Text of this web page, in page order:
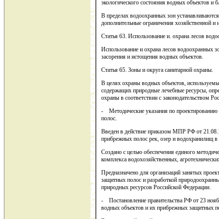
экологического состояния водных объектов и
В пределах водоохранных зон
дополнительные ограничения хозяйственной и
Статья 63. Использование и. охрана лесов
Использование и охрана лесов водоохранных
засорения и истощения водных объектов.
Статья 65. Зоны и округа санитарной охраны.
В целях охраны водных объектов,
содержащих природные лечебные ресурсы,
охраны в соответствии с законодательством
- Методические указания по
полос.
Введен в действие приказом МПР РФ от
прибрежных полос рек, озер и водохранилищ
Создано с целью обеспечения единого
комплекса водохозяйственных,
Предназначено для организаций занятых
защитных полос и разработкой
природных ресурсов Российской Федерации.
- Постановление правительства РФ от 23
водных объектов и их прибрежных защитных